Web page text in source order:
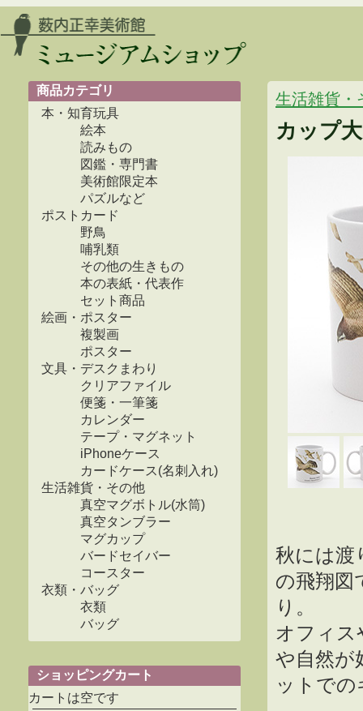
商品カテゴリ
本・知育玩具
絵本
読みもの
図鑑・専門書
美術館限定本
パズルなど
ポストカード
野鳥
哺乳類
その他の生きもの
本の表紙・代表作
セット商品
絵画・ポスター
複製画
ポスター
文具・デスクまわり
クリアファイル
便箋・一筆箋
カレンダー
テープ・マグネット
iPhoneケース
カードケース(名刺入れ)
生活雑貨・その他
真空マグボトル(水筒)
真空タンブラー
マグカップ
バードセイバー
コースター
衣類・バッグ
衣類
バッグ
ショッピングカート
カートは空です
生活雑貨・
カップ
秋には渡
の飛翔図
り。
オフィス
や自然が
ットで